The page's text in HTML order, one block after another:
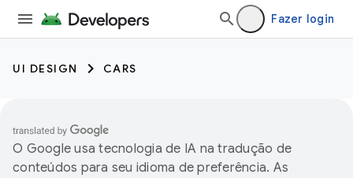
Fazer login
UI DESIGN CARS
O Google usa tecnologia de IA na tradução de
conteúdos para seu idioma de preferência. As